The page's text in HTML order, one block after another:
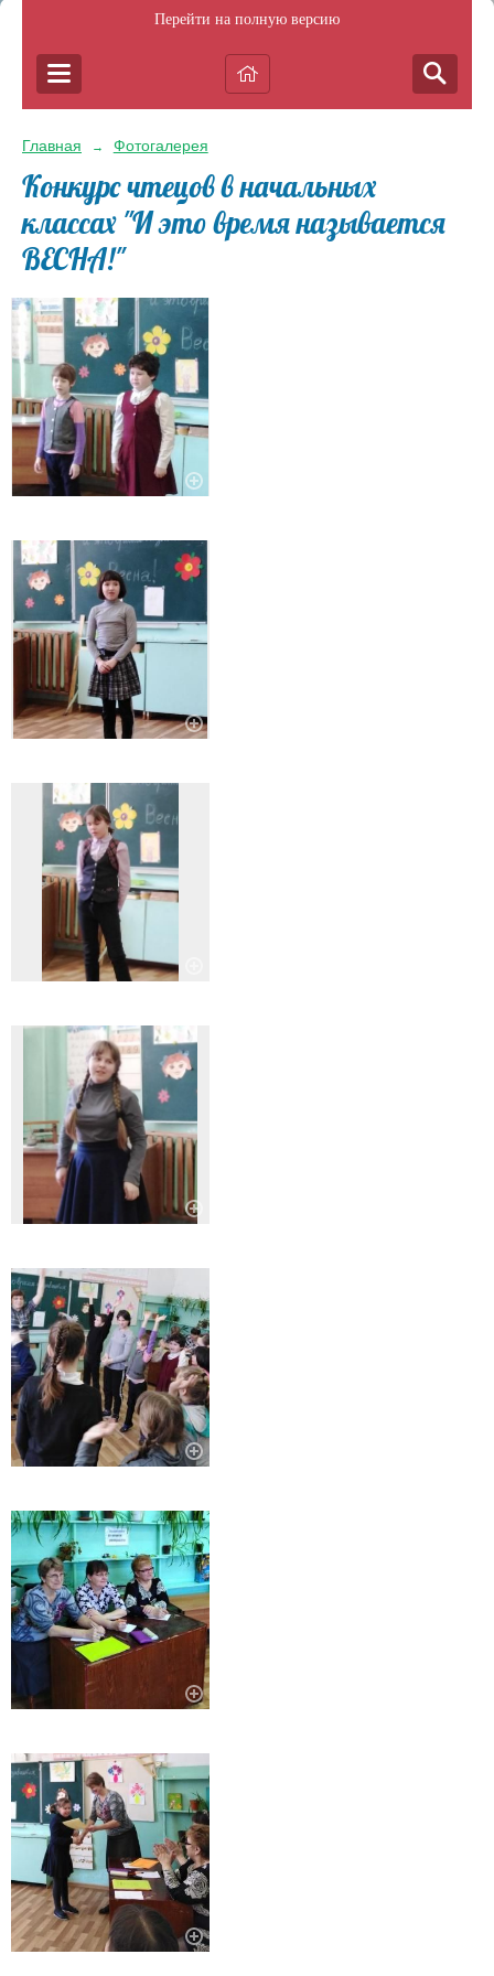
Перейти на полную версию
Главная → Фотогалерея
Конкурс чтецов в начальных
классах "И это время называется
ВЕСНА!"